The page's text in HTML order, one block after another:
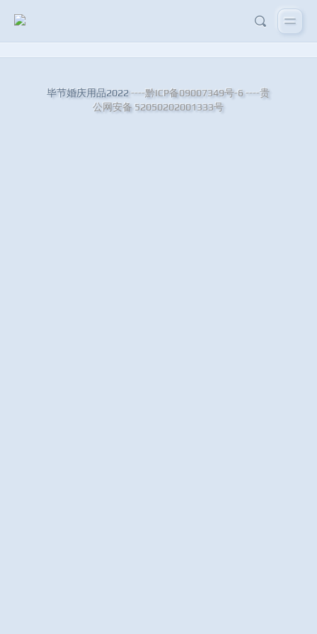
毕节婚庆用品2022----黔ICP备09007349号-6 ----贵
公网安备 52050202001333号